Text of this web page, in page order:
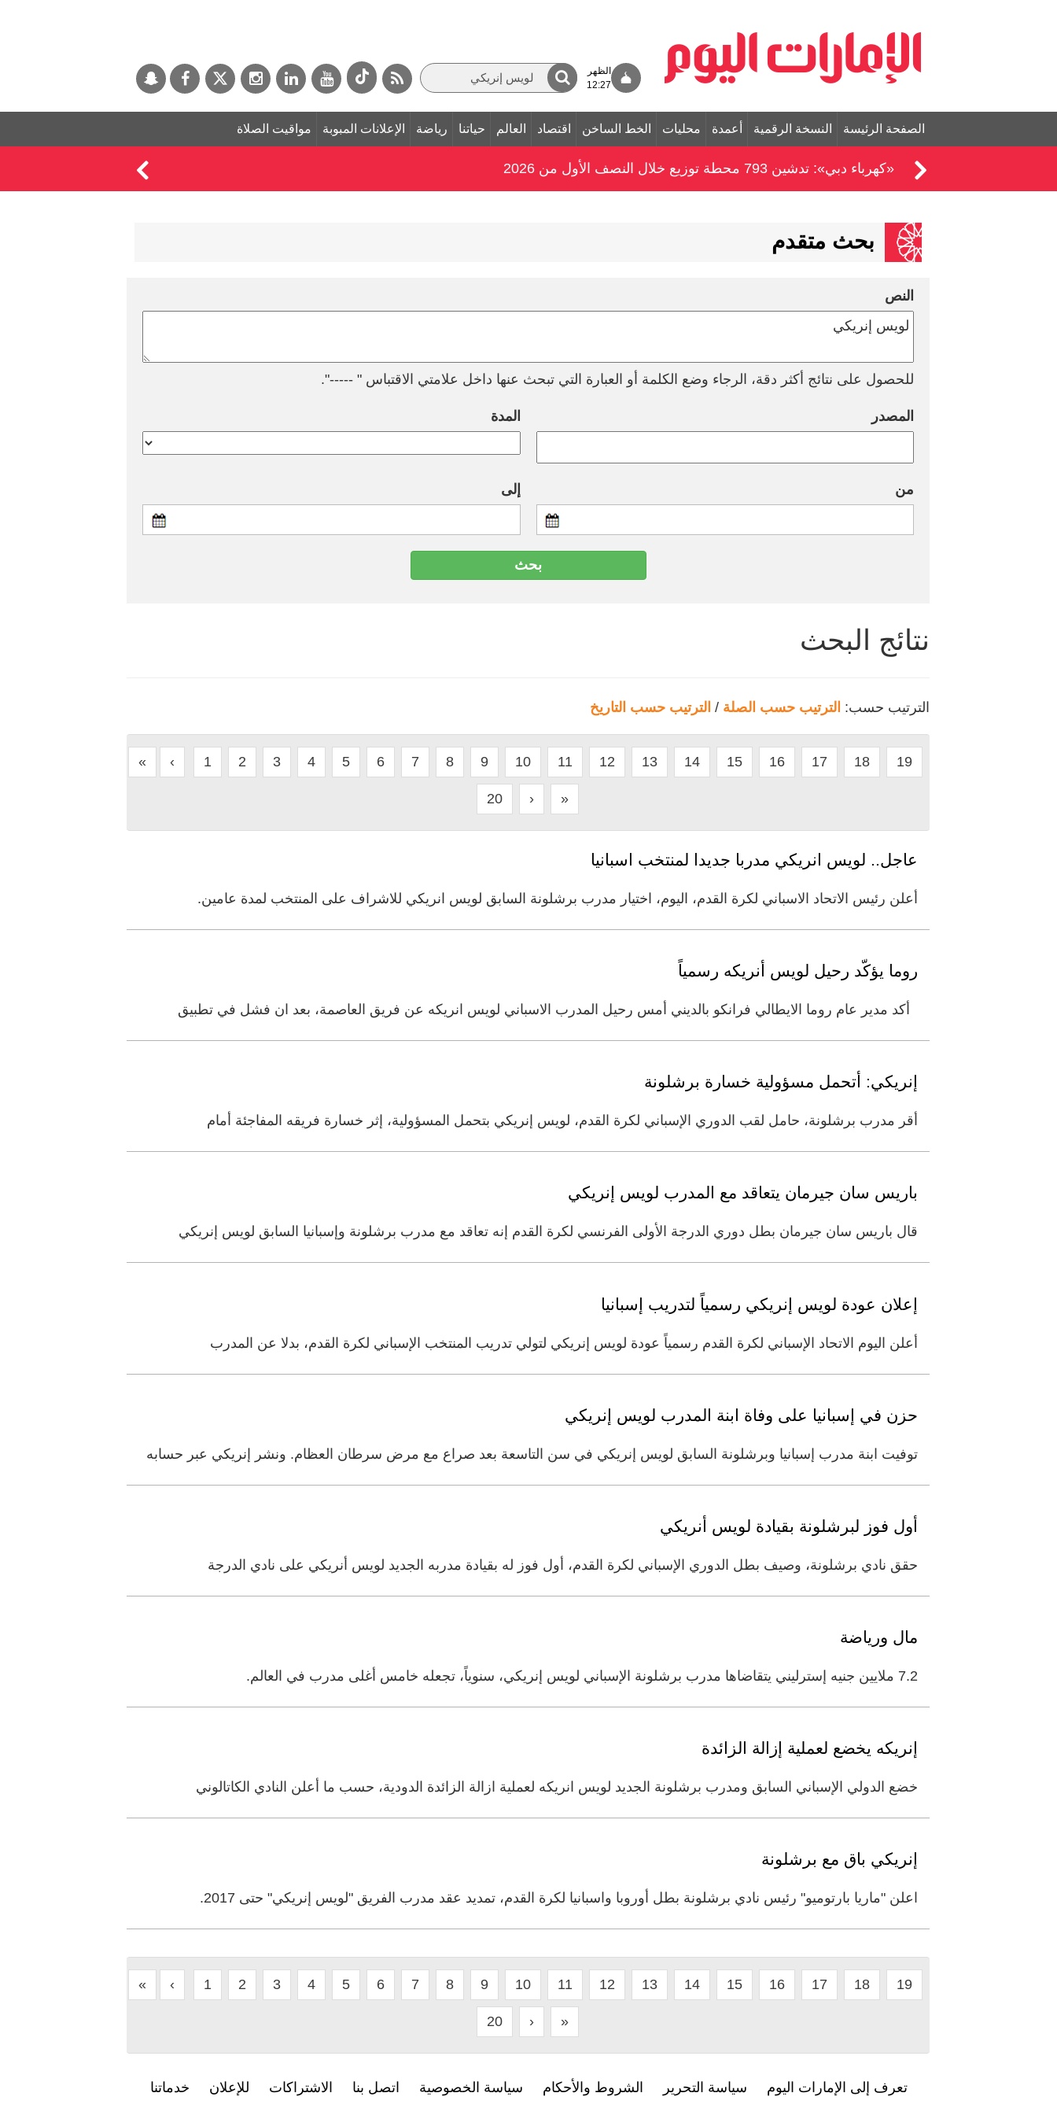
الظهر
12:27
الصفحة الرئيسة النسخة الرقمية أعمدة محليات الخط الساخن اقتصاد العالم حياتنا رياضة الإعلانات المبوبة مواقيت الصلاة
«كهرباء دبي»: تدشين 793 محطة توزيع خلال النصف الأول من 2026
بحث متقدم
النص
للحصول على نتائج أكثر دقة، الرجاء وضع الكلمة أو العبارة التي تبحث عنها داخل علامتي الاقتباس " -----".
المصدر المدة
من إلى
نتائج البحث
الترتيب حسب: الترتيب حسب الصلة / الترتيب حسب التاريخ
« ‹ 1 2 3 4 5 6 7 8 9 10 11 12 13 14 15 16 17 18 19
20 › »
عاجل.. لويس انريكي مدربا جديدا لمنتخب اسبانيا
أعلن رئيس الاتحاد الاسباني لكرة القدم، اليوم، اختيار مدرب برشلونة السابق لويس انريكي للاشراف على المنتخب لمدة عامين.
روما يؤكّد رحيل لويس أنريكه رسمياً
أكد مدير عام روما الايطالي فرانكو بالديني أمس رحيل المدرب الاسباني لويس انريكه عن فريق العاصمة، بعد ان فشل في تطبيق
إنريكي: أتحمل مسؤولية خسارة برشلونة
أقر مدرب برشلونة، حامل لقب الدوري الإسباني لكرة القدم، لويس إنريكي بتحمل المسؤولية، إثر خسارة فريقه المفاجئة أمام
باريس سان جيرمان يتعاقد مع المدرب لويس إنريكي
قال باريس سان جيرمان بطل دوري الدرجة الأولى الفرنسي لكرة القدم إنه تعاقد مع مدرب برشلونة وإسبانيا السابق لويس إنريكي
إعلان عودة لويس إنريكي رسمياً لتدريب إسبانيا
أعلن اليوم الاتحاد الإسباني لكرة القدم رسمياً عودة لويس إنريكي لتولي تدريب المنتخب الإسباني لكرة القدم، بدلا عن المدرب
حزن في إسبانيا على وفاة ابنة المدرب لويس إنريكي
توفيت ابنة مدرب إسبانيا وبرشلونة السابق لويس إنريكي في سن التاسعة بعد صراع مع مرض سرطان العظام. ونشر إنريكي عبر حسابه
أول فوز لبرشلونة بقيادة لويس أنريكي
حقق نادي برشلونة، وصيف بطل الدوري الإسباني لكرة القدم، أول فوز له بقيادة مدربه الجديد لويس أنريكي على نادي الدرجة
مال ورياضة
7.2 ملايين جنيه إسترليني يتقاضاها مدرب برشلونة الإسباني لويس إنريكي، سنوياً، تجعله خامس أغلى مدرب في العالم.
إنريكه يخضع لعملية إزالة الزائدة
خضع الدولي الإسباني السابق ومدرب برشلونة الجديد لويس انريكه لعملية ازالة الزائدة الدودية، حسب ما أعلن النادي الكاتالوني
إنريكي باق مع برشلونة
اعلن "ماريا بارتوميو" رئيس نادي برشلونة بطل أوروبا واسبانيا لكرة القدم، تمديد عقد مدرب الفريق "لويس إنريكي" حتى 2017.
« ‹ 1 2 3 4 5 6 7 8 9 10 11 12 13 14 15 16 17 18 19
20 › »
تعرف إلى الإمارات اليوم سياسة التحرير الشروط والأحكام سياسة الخصوصية اتصل بنا الاشتراكات للإعلان خدماتنا